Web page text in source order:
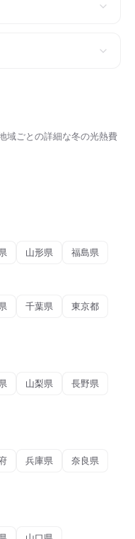
域ごとの詳細な冬の光熱費
山形県 福島県
千葉県
東京都
山梨県
長野県
兵庫県
奈良県